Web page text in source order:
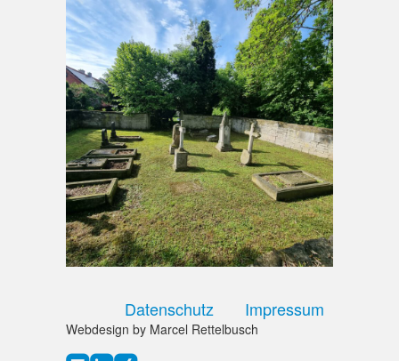
Datenschutz Impressum
Webdesign by Marcel Rettelbusch